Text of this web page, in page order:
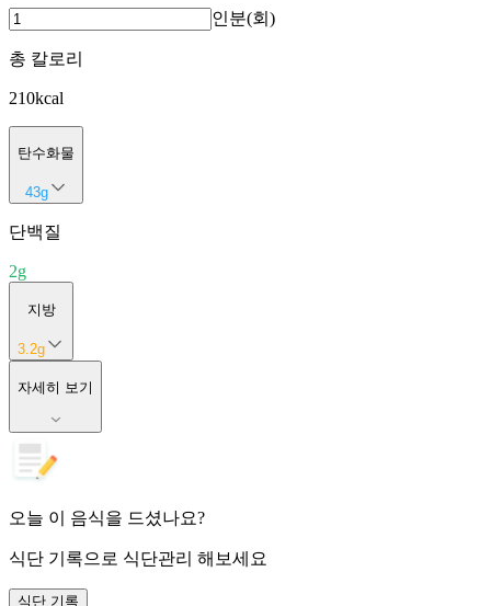
인분(회)
총 칼로리
210kcal
탄수화물
43g
단백질
2g
지방
3.2g
자세히 보기
오늘 이 음식을 드셨나요?
식단 기록으로 식단관리 해보세요
식단 기록